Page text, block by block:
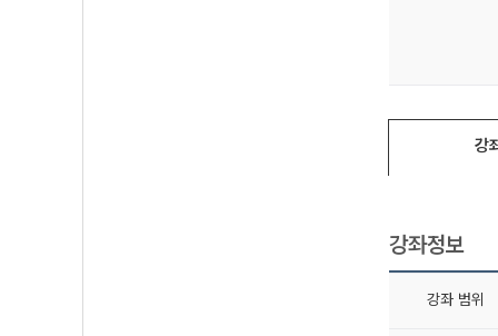
강
강좌정보
강좌 범위